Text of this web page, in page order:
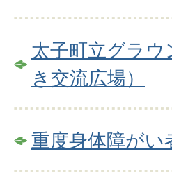
太子町立グラ
き交流広場）
重度身体障が